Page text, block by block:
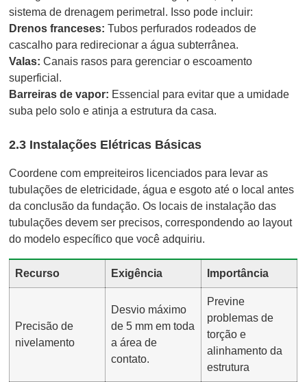
sistema de drenagem perimetral. Isso pode incluir:
Drenos franceses: Tubos perfurados rodeados de
cascalho para redirecionar a água subterrânea.
Valas: Canais rasos para gerenciar o escoamento
superficial.
Barreiras de vapor: Essencial para evitar que a umidade
suba pelo solo e atinja a estrutura da casa.
2.3 Instalações Elétricas Básicas
Coordene com empreiteiros licenciados para levar as
tubulações de eletricidade, água e esgoto até o local antes
da conclusão da fundação. Os locais de instalação das
tubulações devem ser precisos, correspondendo ao layout
do modelo específico que você adquiriu.
Recurso Exigência Importância
Precisão de
nivelamento
Desvio máximo
de 5 mm em toda
a área de
contato.
Previne
problemas de
torção e
alinhamento da
estrutura